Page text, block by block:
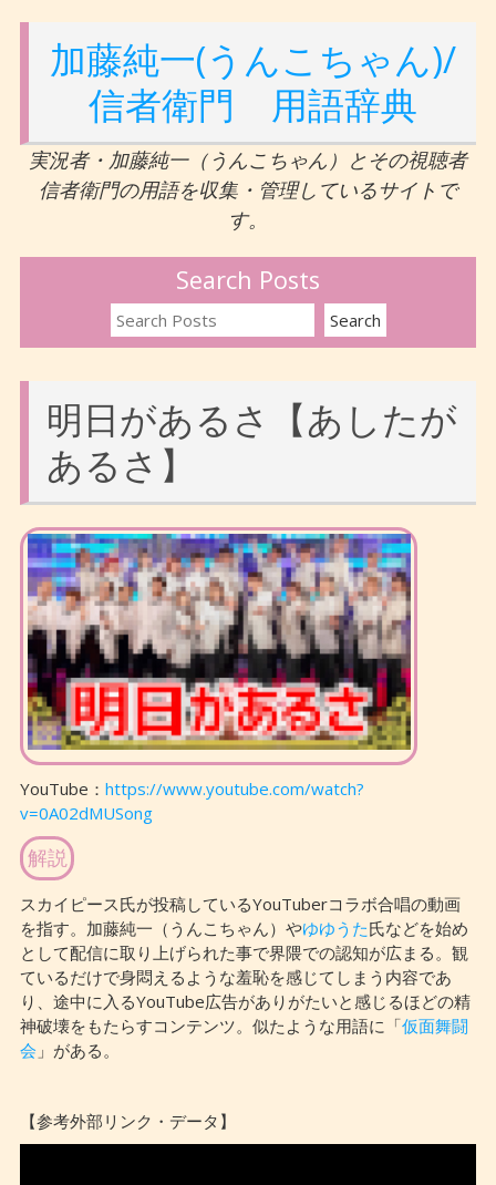
加藤純一(うんこちゃん)/
信者衛門 用語辞典
実況者・加藤純一（うんこちゃん）とその視聴者
信者衛門の用語を収集・管理しているサイトで
す。
Search Posts
明日があるさ【あしたが
あるさ】
YouTube： https://www.youtube.com/watch?
v=0A02dMUSong
解説
スカイピース氏が投稿しているYouTuberコラボ合唱の動画
を指す。加藤純一（うんこちゃん）やゆゆうた氏などを始め
として配信に取り上げられた事で界隈での認知が広まる。観
ているだけで身悶えるような羞恥を感じてしまう内容であ
り、途中に入るYouTube広告がありがたいと感じるほどの精
神破壊をもたらすコンテンツ。似たような用語に「仮面舞闘
会 」がある。
【参考外部リンク・データ】